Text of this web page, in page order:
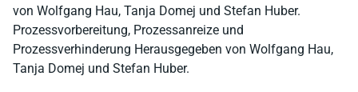
von Wolfgang Hau, Tanja Domej und Stefan Huber.
Prozessvorbereitung, Prozessanreize und
Prozessverhinderung Herausgegeben von Wolfgang Hau,
Tanja Domej und Stefan Huber.